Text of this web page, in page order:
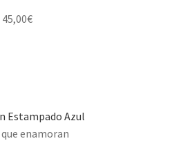
45,00€
Estampado Azul
enamoran